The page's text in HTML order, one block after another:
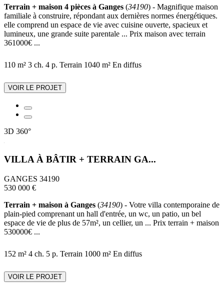
Terrain + maison 4 pièces à Ganges (34190) - Magnifique maison
familiale à construire, répondant aux dernières normes énergétiques.
elle comprend un espace de vie avec cuisine ouverte, spacieux et
lumineux, une grande suite parentale ... Prix maison avec terrain
361000€ ...
110 m² 3 ch. 4 p. Terrain 1040 m² En diffus
VOIR LE PROJET
3D 360°
VILLA À BÂTIR + TERRAIN GA...
GANGES 34190
530 000 €
Terrain + maison à Ganges (34190) - Votre villa contemporaine de
plain-pied comprenant un hall d'entrée, un wc, un patio, un bel
espace de vie de plus de 57m², un cellier, un ... Prix terrain + maison
530000€ ...
152 m² 4 ch. 5 p. Terrain 1000 m² En diffus
VOIR LE PROJET